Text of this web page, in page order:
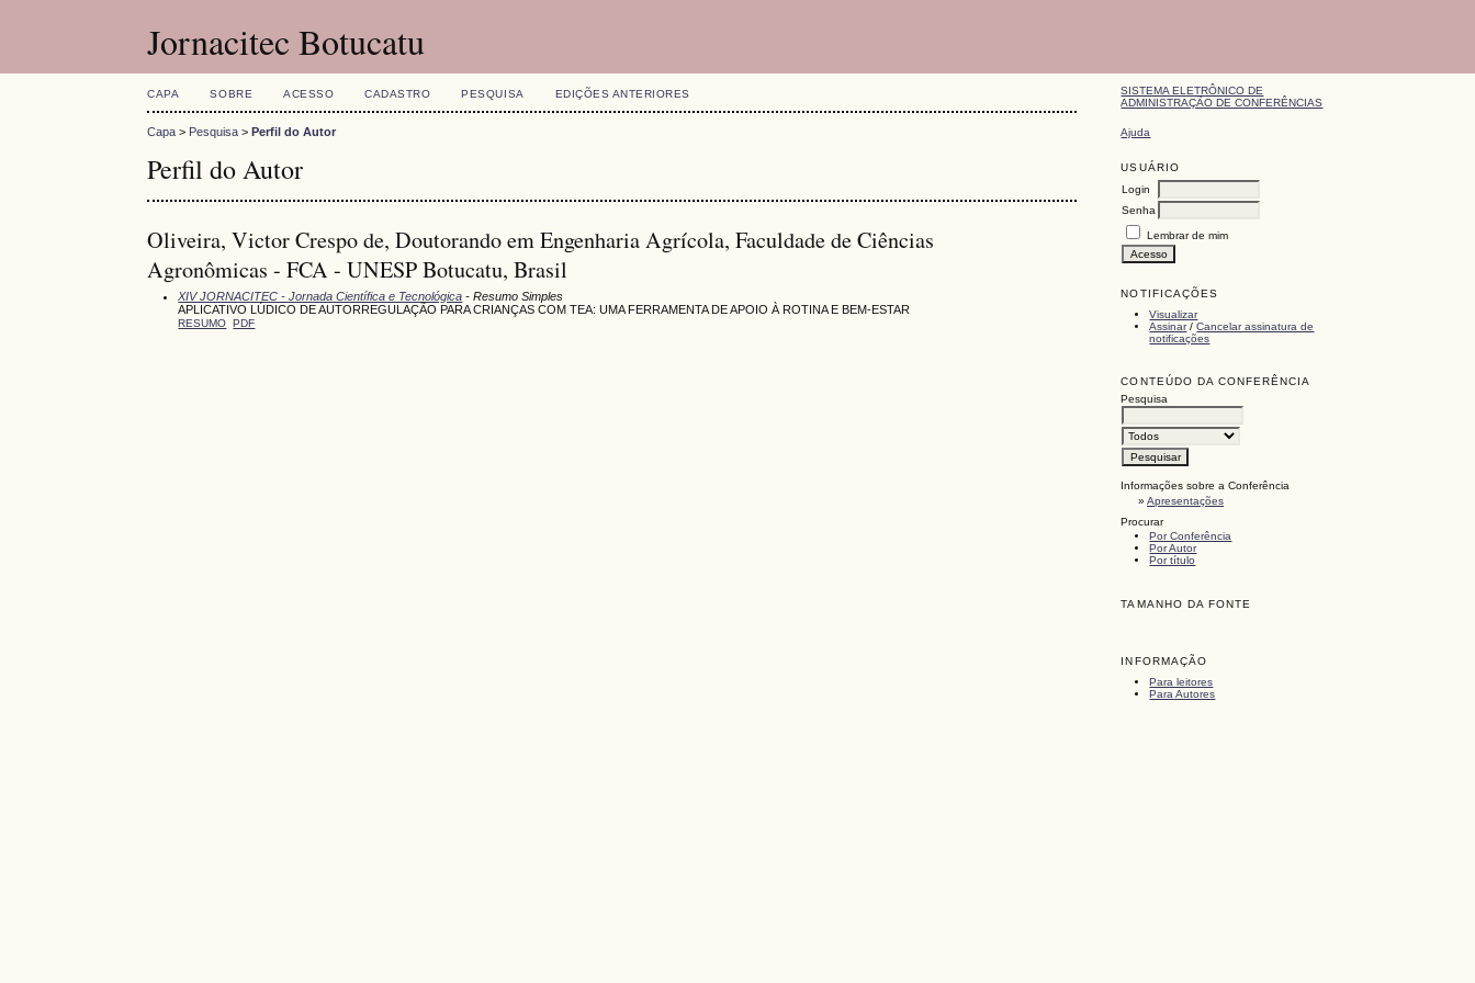
Jornacitec Botucatu
SISTEMA ELETRÔNICO DE
ADMINISTRAÇÃO DE CONFERÊNCIAS
Ajuda
USUÁRIO
Login
Senha
Lembrar de mim
NOTIFICAÇÕES
Visualizar
Assinar/Cancelar assinatura de
notificações
CONTEÚDO DA CONFERÊNCIA
Pesquisa
Informações sobre a Conferência
»Apresentações
Procurar
Por Conferência
Por Autor
Por título
TAMANHO DA FONTE
INFORMAÇÃO
Para leitores
Para Autores
CAPA SOBRE ACESSO CADASTRO PESQUISA EDIÇÕES ANTERIORES
Capa > Pesquisa >Perfil do Autor
Perfil do Autor
Oliveira, Victor Crespo de, Doutorando em Engenharia Agrícola, Faculdade de Ciências
Agronômicas - FCA - UNESP Botucatu, Brasil
XIV JORNACITEC - Jornada Científica e Tecnológica - Resumo Simples
APLICATIVO LÚDICO DE AUTORREGULAÇÃO PARA CRIANÇAS COM TEA: UMA FERRAMENTA DE APOIO À ROTINA E BEM-ESTAR
RESUMO PDF